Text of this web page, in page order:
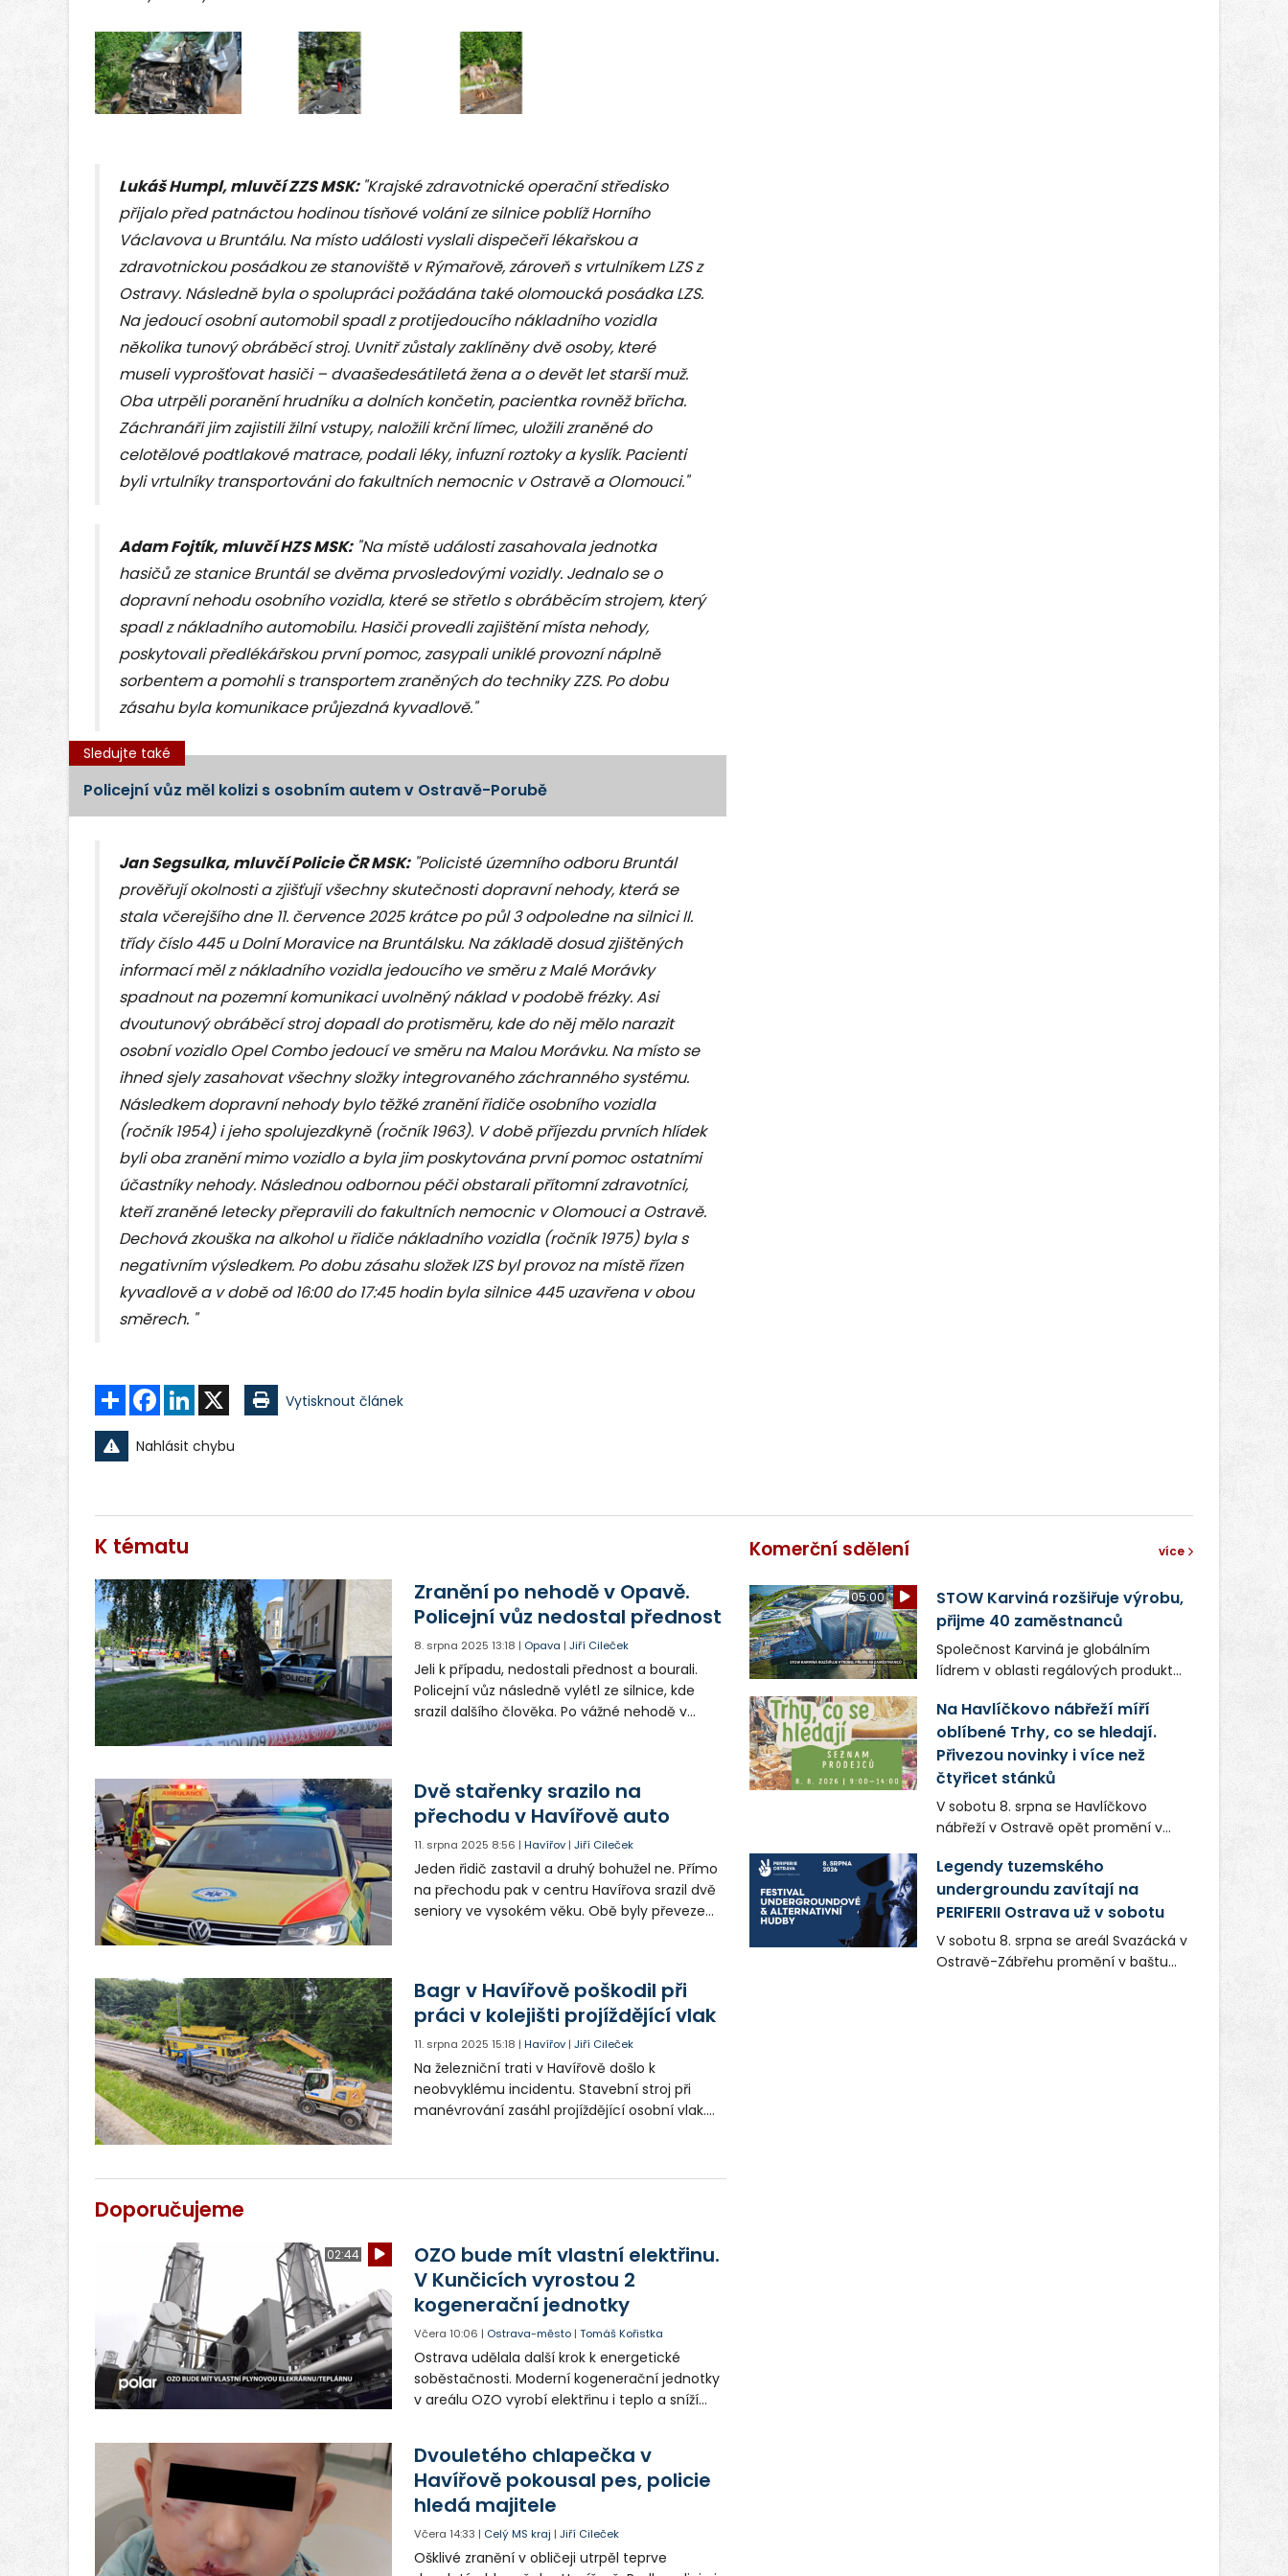
Lukáš Humpl, mluvčí ZZS MSK: "Krajské zdravotnické operační středisko
přijalo před patnáctou hodinou tísňové volání ze silnice poblíž Horního
Václavova u Bruntálu. Na místo události vyslali dispečeři lékařskou a
zdravotnickou posádkou ze stanoviště v Rýmařově, zároveň s vrtulníkem LZS z
Ostravy. Následně byla o spolupráci požádána také olomoucká posádka LZS.
Na jedoucí osobní automobil spadl z protijedoucího nákladního vozidla
několika tunový obráběcí stroj. Uvnitř zůstaly zaklíněny dvě osoby, které
museli vyprošťovat hasiči – dvaašedesátiletá žena a o devět let starší muž.
Oba utrpěli poranění hrudníku a dolních končetin, pacientka rovněž břicha.
Záchranáři jim zajistili žilní vstupy, naložili krční límec, uložili zraněné do
celotělové podtlakové matrace, podali léky, infuzní roztoky a kyslík. Pacienti
byli vrtulníky transportováni do fakultních nemocnic v Ostravě a Olomouci."
Adam Fojtík, mluvčí HZS MSK:"Na místě události zasahovala jednotka
hasičů ze stanice Bruntál se dvěma prvosledovými vozidly. Jednalo se o
dopravní nehodu osobního vozidla, které se střetlo s obráběcím strojem, který
spadl z nákladního automobilu. Hasiči provedli zajištění místa nehody,
poskytovali předlékářskou první pomoc, zasypali uniklé provozní náplně
sorbentem a pomohli s transportem zraněných do techniky ZZS. Po dobu
zásahu byla komunikace průjezdná kyvadlově."
Sledujte také
Policejní vůz měl kolizi s osobním autem v Ostravě-Porubě
Jan Segsulka, mluvčí Policie ČR MSK:"Policisté územního odboru Bruntál
prověřují okolnosti a zjišťují všechny skutečnosti dopravní nehody, která se
stala včerejšího dne 11. července 2025 krátce po půl 3 odpoledne na silnici II.
třídy číslo 445 u Dolní Moravice na Bruntálsku. Na základě dosud zjištěných
informací měl z nákladního vozidla jedoucího ve směru z Malé Morávky
spadnout na pozemní komunikaci uvolněný náklad v podobě frézky. Asi
dvoutunový obráběcí stroj dopadl do protisměru, kde do něj mělo narazit
osobní vozidlo Opel Combo jedoucí ve směru na Malou Morávku. Na místo se
ihned sjely zasahovat všechny složky integrovaného záchranného systému.
Následkem dopravní nehody bylo těžké zranění řidiče osobního vozidla
(ročník 1954) i jeho spolujezdkyně (ročník 1963). V době příjezdu prvních hlídek
byli oba zranění mimo vozidlo a byla jim poskytována první pomoc ostatními
účastníky nehody. Následnou odbornou péči obstarali přítomní zdravotníci,
kteří zraněné letecky přepravili do fakultních nemocnic v Olomouci a Ostravě.
Dechová zkouška na alkohol u řidiče nákladního vozidla (ročník 1975) byla s
negativním výsledkem. Po dobu zásahu složek IZS byl provoz na místě řízen
kyvadlově a v době od 16:00 do 17:45 hodin byla silnice 445 uzavřena v obou
směrech. "
Sdílet FacebookLinkedIn Vytisknout článek
Nahlásit chybu
K tématu
Zranění po nehodě v Opavě.
Policejní vůz nedostal přednost
8. srpna 2025 13:18 | Opava |Jiří Cileček
Jeli k případu, nedostali přednost a bourali.
Policejní vůz následně vylétl ze silnice, kde
srazil dalšího člověka. Po vážné nehodě v
Dvě stařenky srazilo na
přechodu v Havířově auto
11. srpna 2025 8:56 |Havířov |Jiří Cileček
Jeden řidič zastavil a druhý bohužel ne. Přímo
na přechodu pak v centru Havířova srazil dvě
seniory ve vysokém věku. Obě byly převezeny
Bagr v Havířově poškodil při
práci v kolejišti projíždějící vlak
11. srpna 2025 15:18 |Havířov |Jiří Cileček
Na železniční trati v Havířově došlo k
neobvyklému incidentu. Stavební stroj při
manévrování zasáhl projíždějící osobní vlak.
u Českého Těšína byl dočasně zastaven.
Doporučujeme
02:44
OZO bude mít vlastní elektřinu.
V Kunčicích vyrostou 2
kogenerační jednotky
Včera 10:06 | Ostrava-město |Tomáš Kořistka
Ostrava udělala další krok k energetické
soběstačnosti. Moderní kogenerační jednotky
v areálu OZO vyrobí elektřinu i teplo a sníží
Dvouletého chlapečka v
Havířově pokousal pes, policie
hledá majitele
Včera 14:33 | Celý MS kraj |Jiří Cileček
Ošklivé zranění v obličeji utrpěl teprve
Komerční sdělení více
05:00
STOW Karviná rozšiřuje výrobu,
přijme 40 zaměstnanců
Společnost Karviná je globálním
lídrem v oblasti regálových produktů
zaměstnavatelem na Karvinsku a
firmou s obrovským potenciálem.
Na Havlíčkovo nábřeží míří
oblíbené Trhy, co se hledají.
Přivezou novinky i více než
čtyřicet stánků
V sobotu 8. srpna se Havlíčkovo
nábřeží v Ostravě opět promění v
lokálních výrobků. Trhy, co se hledají
tentokrát nabídnou více než čtyřicet
pečlivě vybraných stánků s kvalitní
gastronomií, farmářskými produkty,
designem i řemeslnou tvorbou.
Návštěvníci se mohou těšit nejen na
Legendy tuzemského
undergroundu zavítají na
PERIFERII Ostrava už v sobotu
V sobotu 8. srpna se areál Svazácká v
Ostravě-Zábřehu promění v baštu